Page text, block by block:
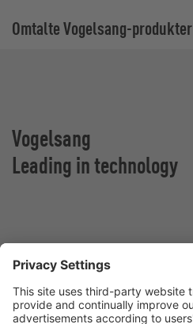
Omtalte Vogelsang-produkter
Vogelsang
Leading in technology
Vestringen 30
4365 Nærbø
Norge